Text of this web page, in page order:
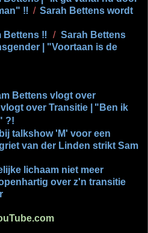
‼ / Sarah Bettens wordt
Bettens ‼ / Sarah Bettens
| "Voortaan is de
Bettens vlogt over
over Transitie |
"Ben ik
?!
talkshow 'M' voor een
van der Linden strikt Sam
lichaam niet meer
over z'n transitie